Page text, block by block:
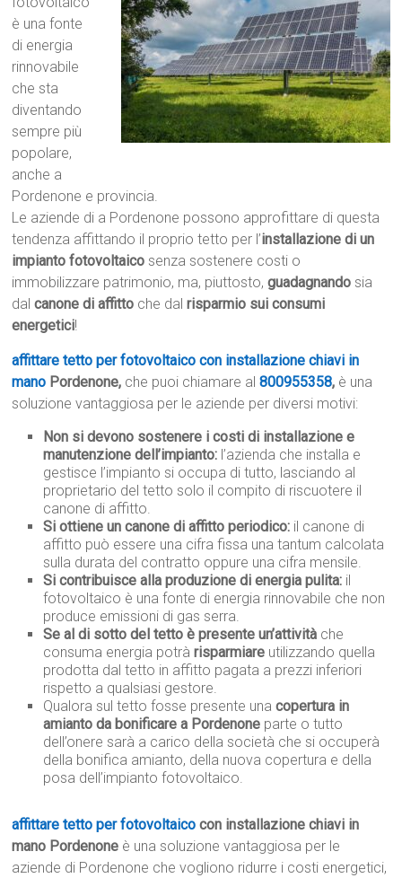
è una fonte
di energia
rinnovabile
che sta
diventando
sempre più
popolare,
anche a
Pordenone e provincia.
Le aziende di a Pordenone possono approfittare di questa
tendenza affittando il proprio tetto per l’installazione di un
impianto fotovoltaico senza sostenere costi o
immobilizzare patrimonio, ma, piuttosto,guadagnando sia
dalcanone di affitto che dalrisparmio sui consumi
energetici!
affittare tetto per fotovoltaico con installazione chiavi in
mano Pordenone, che puoi chiamare al800955358, è una
soluzione vantaggiosa per le aziende per diversi motivi:
Non si devono sostenere i costi di installazione e
manutenzione dell’impianto: l’azienda che installa e
gestisce l’impianto si occupa di tutto, lasciando al
proprietario del tetto solo il compito di riscuotere il
canone di affitto.
Si ottiene un canone di affitto periodico: il canone di
affitto può essere una cifra fissa una tantum calcolata
sulla durata del contratto oppure una cifra mensile.
Si contribuisce alla produzione di energia pulita: il
fotovoltaico è una fonte di energia rinnovabile che non
produce emissioni di gas serra.
Se al di sotto del tetto è presente un’attività che
consuma energia potràrisparmiare utilizzando quella
prodotta dal tetto in affitto pagata a prezzi inferiori
rispetto a qualsiasi gestore.
Qualora sul tetto fosse presente unacopertura in
amianto da bonificare a Pordenone parte o tutto
dell’onere sarà a carico della società che si occuperà
della bonifica amianto, della nuova copertura e della
posa dell’impianto fotovoltaico.
affittare tetto per fotovoltaico con installazione chiavi in
mano Pordenone è una soluzione vantaggiosa per le
aziende di Pordenone che vogliono ridurre i costi energetici,